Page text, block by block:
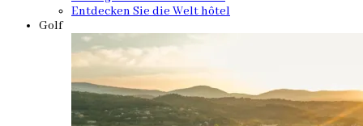
Entdecken Sie die Welt hôtel
Golf